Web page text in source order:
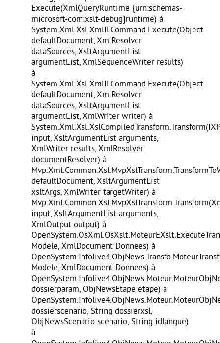
Execute(XmlQueryRuntime {urn:schemas-
microsoft-com:xslt-debug}runtime) à
System.Xml.Xsl.XmlILCommand.Execute(Object
defaultDocument, XmlResolver
dataSources, XsltArgumentList
argumentList, XmlSequenceWriter results)
à
System.Xml.Xsl.XmlILCommand.Execute(Object
defaultDocument, XmlResolver
dataSources, XsltArgumentList
argumentList, XmlWriter writer) à
input, XsltArgumentList arguments,
XmlWriter results, XmlResolver
documentResolver) à
defaultDocument, XsltArgumentList
xsltArgs, XmlWriter targetWriter) à
input, XsltArgumentList arguments,
XmlOutput output) à
Modele, XmlDocument Donnees) à
Modele, XmlDocument Donnees) à
dossierparam, ObjNewsEtape etape) à
dossierscenario, String dossierxsl,
ObjNewsScenario scenario, String idlangue)
à